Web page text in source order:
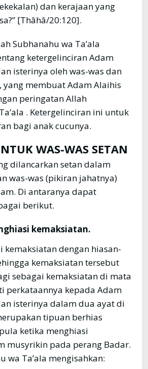
dan kerajaan yang
[Thâhâ/20:120].
Subhanahu wa Ta’ala
ketergelinciran Adam
isterinya oleh was-was dan
yang membuat Adam Alaihis
peringatan Allah
. Ketergelinciran ini untuk
bagi anak cucunya.
WAS-WAS SETAN
dilancarkan setan dalam
was-was (pikiran jahatnya)
Di antaranya dapat
berikut.
kemaksiatan.
kemaksiatan dengan hiasan-
kemaksiatan tersebut
sebagai kemaksiatan di mata
perkataannya kepada Adam
isterinya dalam dua ayat di
tipuan berhias
ketika menghiasi
musyrikin pada perang Badar.
wa Ta’ala mengisahkan: